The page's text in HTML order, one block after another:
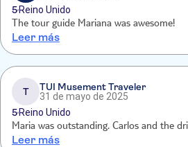
5 Reino Unido
The tour guide Mariana was awesome!
Leer más
T
TUI Musement Traveler
31 de mayo de 2025
5 Reino Unido
Maria was outstanding. Carlos and the
Leer más